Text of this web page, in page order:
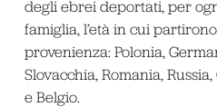
degli ebrei deportati, per
famiglia, l’età in cui
provenienza: Polonia,
Slovacchia, Romania,
e Belgio.